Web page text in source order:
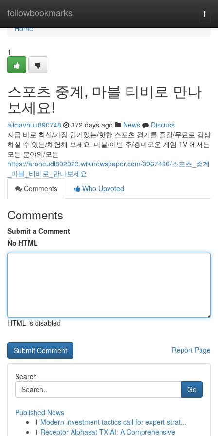
followbookmarks
Home
Home
1
스포츠 중계, 마블 티비로 만나
보세요!
aliciavhuu890748 372 days ago News
Discuss
지금 바로 최신/가장 인기있는/핫한 스포츠 경기를 즐길/무료로 감상
하실 수 있는/체험해 보세요! 마블/이번 주/흥미로운 게임 TV 에서는
모든 분야의/모든
https://aroneudl802023.wikinewspaper.com/3967400/스포츠_중계
_마블_티비로_만나보세요
Comments
Who Upvoted
Comments
Submit a Comment
No HTML
HTML is disabled
Report Page
Search
Go
Published News
1 Modern investment tactics call for expert strat...
1 Receptor Alphasat TX AI: A Comprehensive